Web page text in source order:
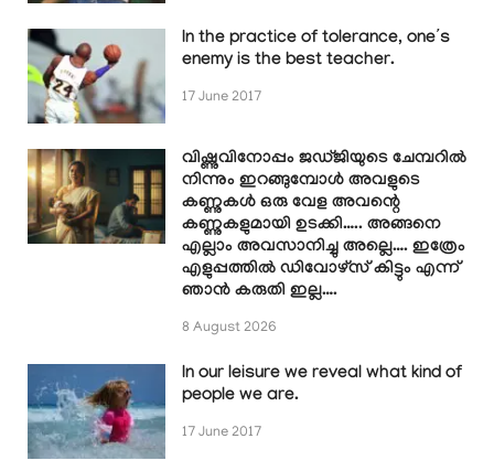
In the practice of tolerance, one’s
enemy is the best teacher.
17 June 2017
വിഷ്ണുവിനോപ്പം ജഡ്ജിയുടെ ചേമ്പറിൽ
നിന്നും ഇറങ്ങുമ്പോൾ അവളുടെ
കണ്ണുകൾ ഒരു വേള അവന്റെ
കണ്ണുകളുമായി ഉടക്കി….. അങ്ങനെ
എല്ലാം അവസാനിച്ചു അല്ലെ…. ഇത്രേം
എളുപ്പത്തിൽ ഡിവോഴ്സ് കിട്ടും എന്ന്
ഞാൻ കരുതി ഇല്ല….
8 August 2026
In our leisure we reveal what kind of
people we are.
17 June 2017